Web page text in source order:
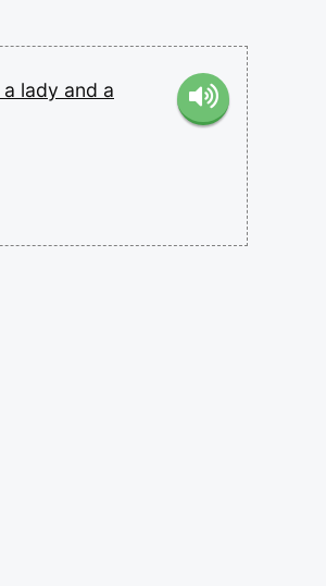
a lady and a